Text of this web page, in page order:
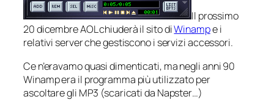
Il prossimo
20 dicembre AOL chiuderà il sito diWinampe i
relativi server che gestiscono i servizi accessori.
Ce n’eravamo quasi dimenticati, ma negli anni 90
Winamp era il programma più utilizzato per
ascoltare gli MP3 (scaricati da Napster…)